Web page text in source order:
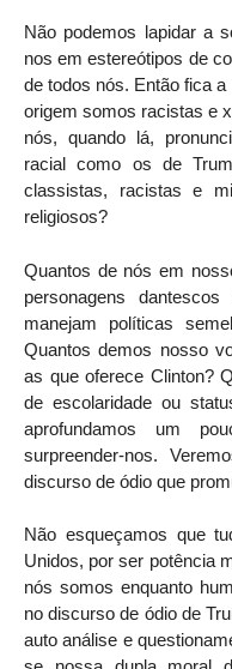
Não podemos lapidar a
nos em estereótipos de
de todos nós. Então fica
origem somos racistas e
nós, quando lá,
racial como os de
classistas, racistas e
religiosos?
Quantos de nós em
personagens
manejam políticas
Quantos demos nosso
as que oferece Clinton?
de escolaridade ou
aprofundamos um
surpreender-nos.
discurso de ódio que
Não esqueçamos que
Unidos, por ser potência
nós somos enquanto
no discurso de ódio de
auto análise e